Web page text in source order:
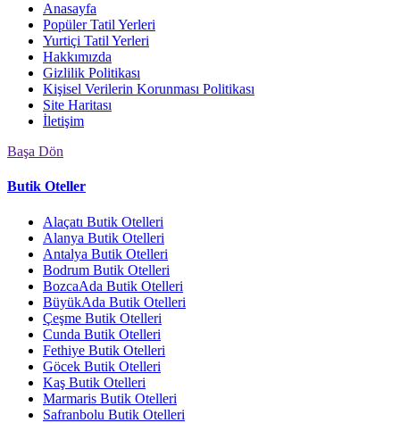
Anasayfa
Popüler Tatil Yerleri
Yurtiçi Tatil Yerleri
Hakkımızda
Gizlilik Politikası
Kişisel Verilerin Korunması Politikası
Site Haritası
İletişim
Başa Dön
Butik Oteller
Alaçatı Butik Otelleri
Alanya Butik Otelleri
Antalya Butik Otelleri
Bodrum Butik Otelleri
BozcaAda Butik Otelleri
BüyükAda Butik Otelleri
Çeşme Butik Otelleri
Cunda Butik Otelleri
Fethiye Butik Otelleri
Göcek Butik Otelleri
Kaş Butik Otelleri
Marmaris Butik Otelleri
Safranbolu Butik Otelleri